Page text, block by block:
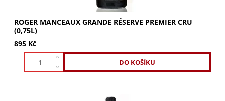
ROGER MANCEAUX GRANDE RÉSERVE PREMIER CRU
(0,75L)
895 Kč